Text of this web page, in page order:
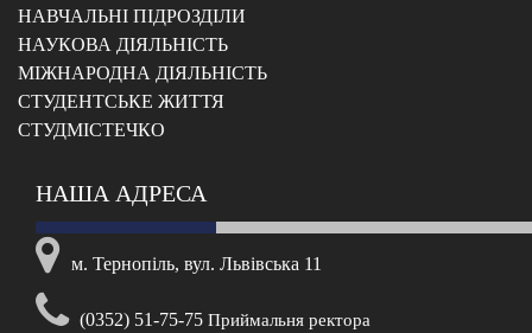
НАВЧАЛЬНІ ПІДРОЗДІЛИ
НАУКОВА ДІЯЛЬНІСТЬ
МІЖНАРОДНА ДІЯЛЬНІСТЬ
CТУДЕНТСЬКЕ ЖИТТЯ
CТУДМІСТЕЧКО
НАША АДРЕСА
м. Тернопіль, вул. Львівська 11
(0352) 51-75-75 Приймальня ректора